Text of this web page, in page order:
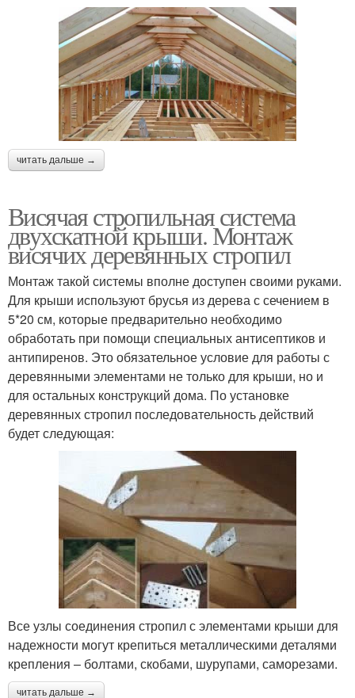
читать дальше →
Висячая стропильная система
двухскатной крыши. Монтаж
висячих деревянных стропил
Монтаж такой системы вполне доступен своими руками.
Для крыши используют брусья из дерева с сечением в
5*20 см, которые предварительно необходимо
обработать при помощи специальных антисептиков и
антипиренов. Это обязательное условие для работы с
деревянными элементами не только для крыши, но и
для остальных конструкций дома. По установке
деревянных стропил последовательность действий
будет следующая:
Все узлы соединения стропил с элементами крыши для
надежности могут крепиться металлическими деталями
крепления – болтами, скобами, шурупами, саморезами.
читать дальше →